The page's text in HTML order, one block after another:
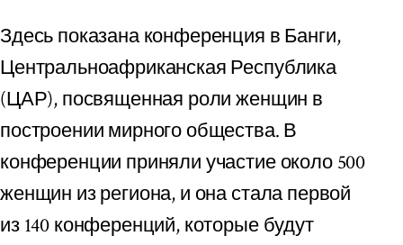
Здесь показана конференция в Банги,
Центральноафриканская Республика
(ЦАР), посвященная роли женщин в
построении мирного общества. В
конференции приняли участие около 500
женщин из региона, и она стала первой
из 140 конференций, которые будут